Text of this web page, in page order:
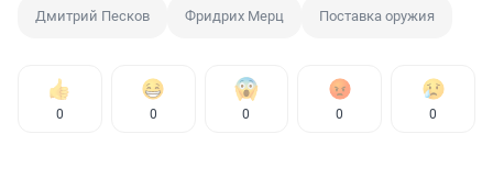
Дмитрий Песков Фридрих Мерц Поставка оружия
0 0 0 0 0